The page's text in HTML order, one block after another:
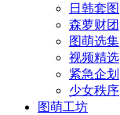
日韩套图
森萝财团
图萌选集
视频精选
紧急企划
少女秩序
图萌工坊